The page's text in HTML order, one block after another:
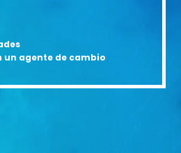
agente de cambio